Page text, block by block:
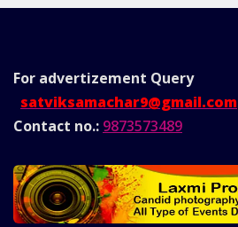
For advertizement Query
satviksamachar9@gmail.com
Contact no.: 9873573489